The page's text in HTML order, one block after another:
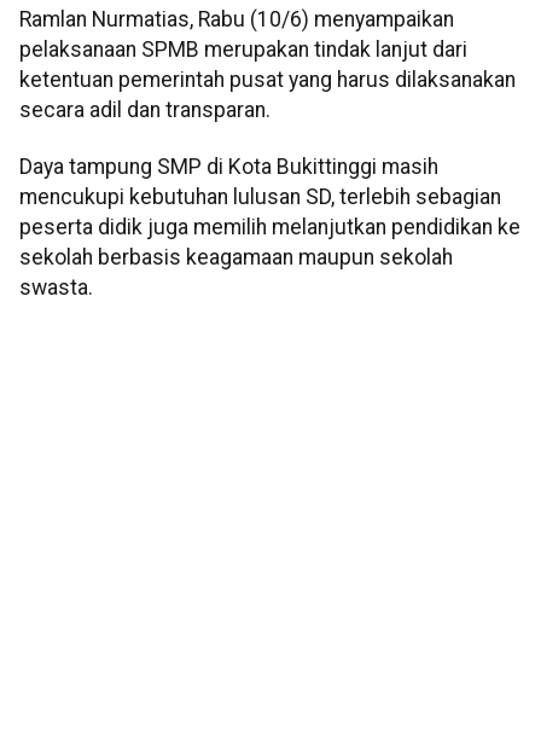
Ramlan Nurmatias, Rabu (10/6) menyampaikan
pelaksanaan SPMB merupakan tindak lanjut dari
ketentuan pemerintah pusat yang harus dilaksanakan
secara adil dan transparan.
Daya tampung SMP di Kota Bukittinggi masih
mencukupi kebutuhan lulusan SD, terlebih sebagian
peserta didik juga memilih melanjutkan pendidikan ke
sekolah berbasis keagamaan maupun sekolah
swasta.